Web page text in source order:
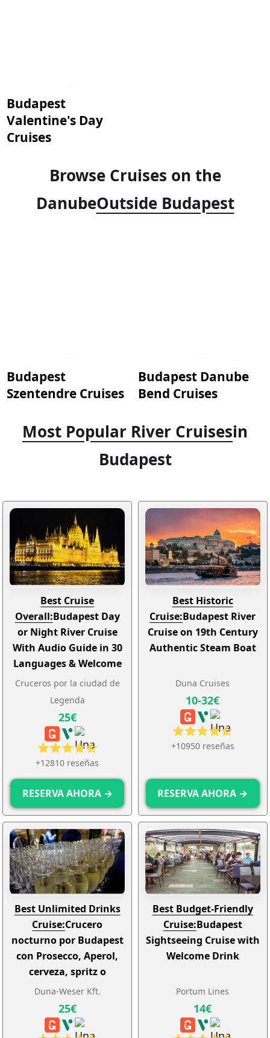
Budapest
Valentine's Day
Cruises
Browse Cruises on the
DanubeOutside Budapest
Budapest
Szentendre Cruises
Budapest Danube
Bend Cruises
Most Popular River Cruisesin
Budapest
Best Cruise
Overall:Budapest Day
or Night River Cruise
With Audio Guide in 30
Languages & Welcome
Drink
Cruceros por la ciudad de
Legenda
+12810 reseñas
25€
RESERVA AHORA →
Best Historic
Cruise:Budapest River
Cruise on 19th Century
Authentic Steam Boat
Duna Cruises
+10950 reseñas
10-32€
RESERVA AHORA →
Best Unlimited Drinks
Cruise:Crucero
nocturno por Budapest
con Prosecco, Aperol,
cerveza, spritz o
limonada ilimitados
Duna-Weser Kft.
25€
Best Budget-Friendly
Cruise:Budapest
Sightseeing Cruise with
Welcome Drink
Portum Lines
14€